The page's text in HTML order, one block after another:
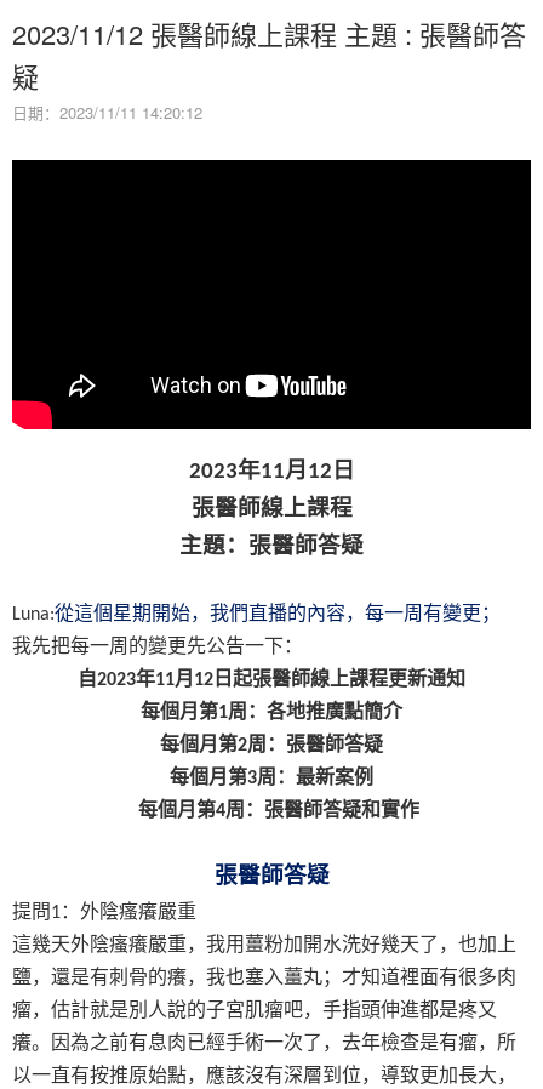
2023/11/12 張醫師線上課程 主題 : 張醫師答
疑
日期：2023/11/11 14:20:12
2023年11月 12 日
張醫師線上課程
主題：張醫師答疑
Luna:從這個星期開始，我們直播的內容，每一周有變更；
我先把每一周的變更先公告一下：
自2023年11月12日起張醫師線上課程更新通知
每個月第1周：各地推廣點簡介
每個月第2周：張醫師答疑
每個月第3周：最新案例
每個月第4周：張醫師答疑和實作
張醫師答疑
提問1：外陰瘙癢嚴重
這幾天外陰瘙癢嚴重，我用薑粉加開水洗好幾天了，也加上
鹽，還是有刺骨的癢，我也塞入薑丸；才知道裡面有很多肉
瘤，估計就是別人說的子宮肌瘤吧，手指頭伸進都是疼又
癢。因為之前有息肉已經手術一次了，去年檢查是有瘤，所
以一直有按推原始點，應該沒有深層到位，導致更加長大，